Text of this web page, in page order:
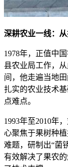
深耕农业一线：
1978年，正值中
县农业局工作，
间，他走遍当地
扎实的农业技术
点难点。
1993年至2010年
心聚焦于果树种
难题，研制出“菌
有效解决了果农